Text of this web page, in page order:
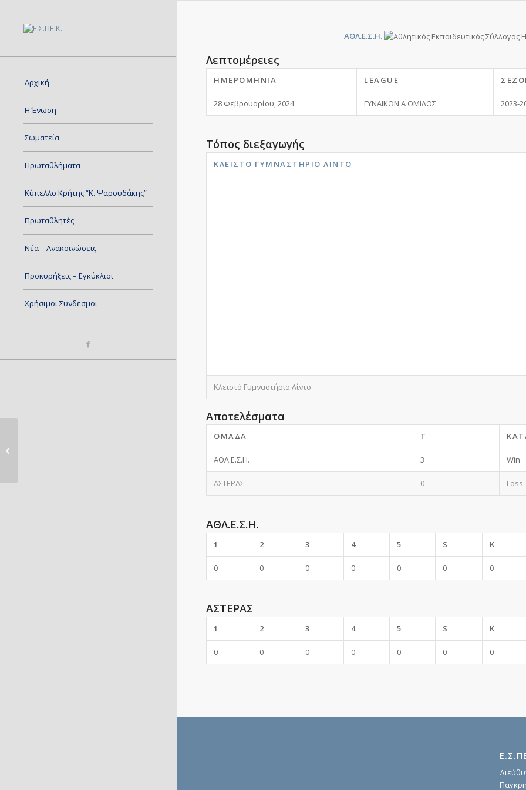
Αρχική
Η Ένωση
Σωματεία
Πρωταθλήματα
Κύπελλο Κρήτης “Κ. Ψαρουδάκης”
Πρωταθλητές
Νέα – Ανακοινώσεις
Προκυρήξεις – Εγκύκλιοι
Χρήσιμοι Συνδεσμοι
ΑΘΛ.Ε.Σ.Η.
Λεπτομέρειες
ΗΜΕΡΟΜΗΝΊΑ LEAGUE
28 Φεβρουαρίου, 2024 ΓΥΝΑΙΚΩΝ Α ΟΜΙΛΟΣ 2023-
Τόπος διεξαγωγής
ΚΛΕΙΣΤΌ ΓΥΜΝΑΣΤΉΡΙΟ ΛΊΝΤΟ
Κλειστό Γυμναστήριο Λίντο
Αποτελέσματα
ΟΜΆΔΑ T
ΑΘΛ.Ε.Σ.Η. 3 Win
ΑΣΤΕΡΑΣ 0 Loss
ΑΘΛ.Ε.Σ.Η.
1 2 3 4 5 S K
0 0 0 0 0 0 0
ΑΣΤΕΡΑΣ
1 2 3 4 5 S K
0 0 0 0 0 0 0